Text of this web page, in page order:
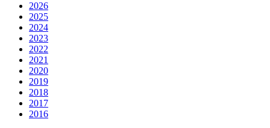
2026
2025
2024
2023
2022
2021
2020
2019
2018
2017
2016